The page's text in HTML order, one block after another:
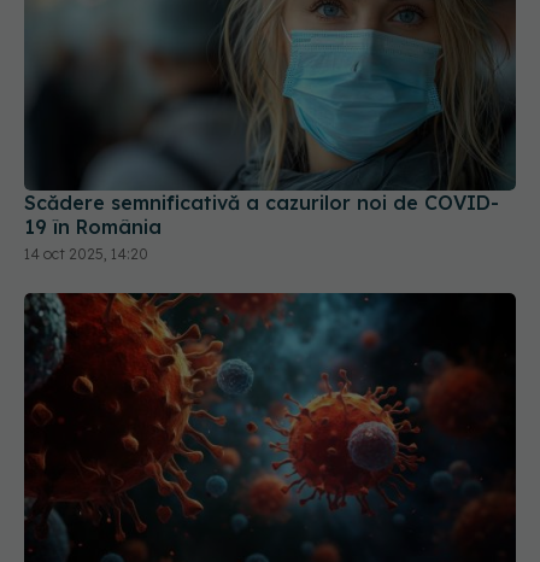
Scădere semnificativă a cazurilor noi de COVID-
19 în România
14 oct 2025, 14:20